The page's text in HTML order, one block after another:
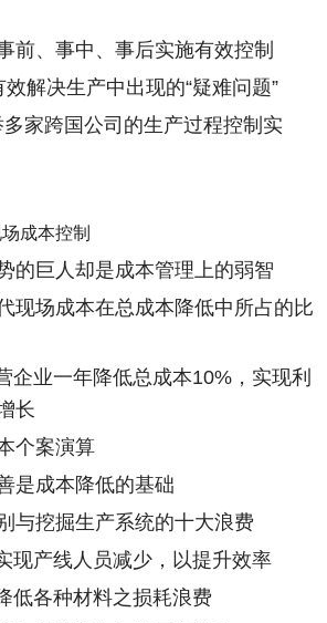
前、事中、事后实施有效控制
效解决生产中出现的“疑难问题”
家跨国公司的生产过程控制实
成本控制
的巨人却是成本管理上的弱智
现场成本在总成本降低中所占的比
企业一年降低总成本10% ，实现利
长
个案演算
是成本降低的基础
与挖掘生产系统的十大浪费
现产线人员减少，以提升效率
低各种材料之损耗浪费